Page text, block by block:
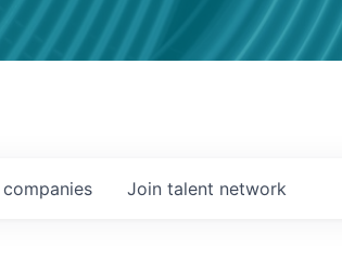
companies Join talent network